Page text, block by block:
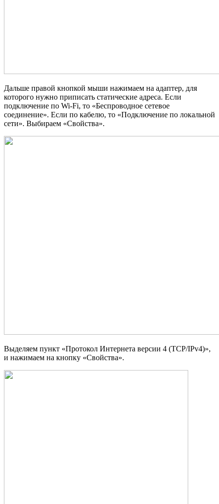
Дальше правой кнопкой мыши нажимаем на адаптер, для
которого нужно приписать статические адреса. Если
подключение по Wi-Fi, то «Беспроводное сетевое
соединение». Если по кабелю, то «Подключение по локальной
сети». Выбираем «Свойства».
Выделяем пункт «Протокол Интернета версии 4 (TCP/IPv4)»,
и нажимаем на кнопку «Свойства».